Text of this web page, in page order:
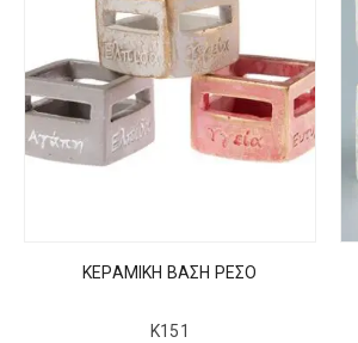
ΚΕΡΑΜΙΚΗ ΒΑΣΗ ΡΕΣΟ
Κ151